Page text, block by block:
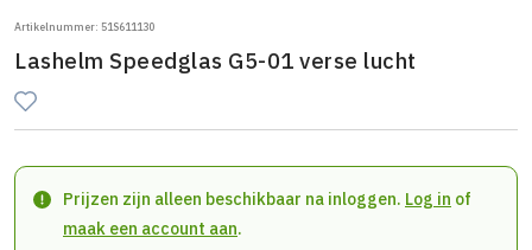
Artikelnummer: 51S611130
Lashelm Speedglas G5-01 verse lucht
Prijzen zijn alleen beschikbaar na inloggen. Log in of
maak een account aan.